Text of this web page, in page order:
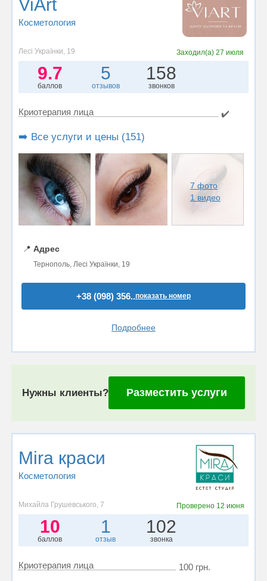
ViArt
Косметология
Лесі Українки, 19 Заходил(а)27 июля
9.7
баллов
5
отзывов
158
звонков
Криотерапия лица ✔️
➡️ Все услуги и цены (151)
7 фото
1 видео
📍 Адрес
Тернополь, Лесі Українки, 19
+38 (098) 356..показать номер
Подробнее
Нужны клиенты? Разместить услуги
Mira краси
Косметология
Михайла Грушевського, 7 Проверено 12 июня
10
баллов
1
отзыв
102
звонка
Криотерапия лица 100 грн.